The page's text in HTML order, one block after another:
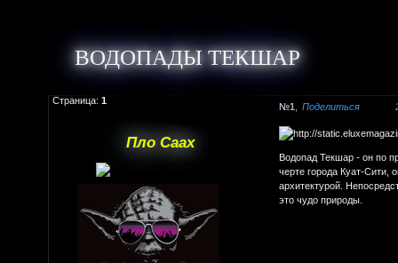
ВОДОПАДЫ ТЕКШАР
Страница: 1
Поделиться
1
Пло Саах
Водопад Текшар - он по
черте города Куат-Сити,
архитектурой.
это чудо природы.